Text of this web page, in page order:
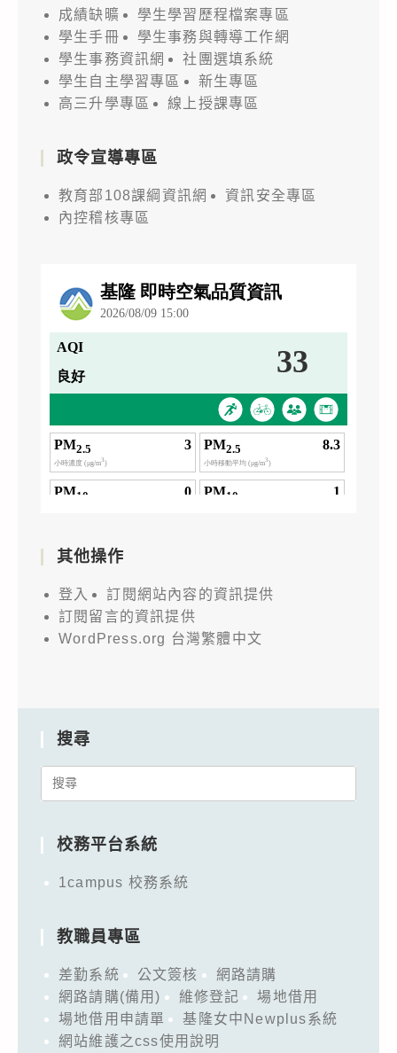
成績缺曠
學生學習歷程檔案專區
學生手冊
學生事務與轉導工作網
學生事務資訊網
社團選填系統
學生自主學習專區
新生專區
高三升學專區
線上授課專區
政令宣導專區
教育部108課綱資訊網
資訊安全專區
內控稽核專區
其他操作
登入
訂閱網站內容的資訊提供
訂閱留言的資訊提供
WordPress.org 台灣繁體中文
搜尋
Search
校務平台系統
1campus 校務系統
教職員專區
差勤系統 公文簽核
網路請購
網路請購(備用)
維修登記
場地借用
場地借用申請單
基隆女中Newplus系統
網站維護之css使用說明